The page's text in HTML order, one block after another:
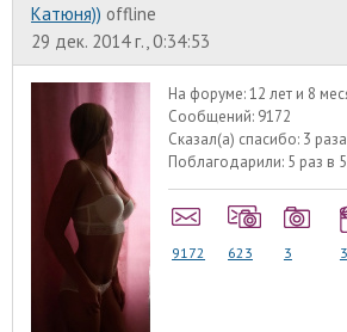
Катюня)) offline
29 дек. 2014 г., 0:34:53
На форуме:12 лет и 8
Сообщений: 9172
Сказал(а) спасибо: 3 раза
Поблагодарили: 5 раз в
9172 623 3 3